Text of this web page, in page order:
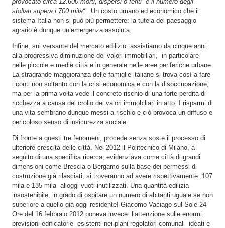
sfollati supera i 700 mila“. Un costo umano ed economico che il
sistema Italia non si può più permettere: la tutela del paesaggio
agrario è dunque un’emergenza assoluta.
Infine, sul versante del mercato edilizio assistiamo da cinque anni
alla progressiva diminuzione dei valori immobiliari, in particolare
nelle piccole e medie città e in generale nelle aree periferiche urbane.
La stragrande maggioranza delle famiglie italiane si trova così a fare
i conti non soltanto con la crisi economica e con la disoccupazione,
ma per la prima volta vede il concreto rischio di una forte perdita di
ricchezza a causa del crollo dei valori immobiliari in atto. I risparmi di
una vita sembrano dunque messi a rischio e ciò provoca un diffuso e
pericoloso senso di insicurezza sociale.
Di fronte a questi tre fenomeni, procede senza soste il processo di
ulteriore crescita delle città. Nel 2012 il Politecnico di Milano, a
seguito di una specifica ricerca, evidenziava come città di grandi
dimensioni come Brescia o Bergamo sulla base dei permessi di
costruzione già rilasciati, si troveranno ad avere rispettivamente 107
mila e 135 mila alloggi vuoti inutilizzati. Una quantità edilizia
insostenibile, in grado di ospitare un numero di abitanti uguale se non
superiore a quello già oggi residente! Giacomo Vaciago sul Sole 24
Ore del 16 febbraio 2012 poneva invece l’attenzione sulle enormi
previsioni edificatorie esistenti nei piani regolatori comunali ideati e